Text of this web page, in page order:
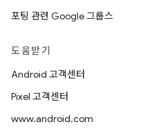
포팅 관련 Google 그룹스
도움받기
Android 고객센터
Pixel 고객센터
www.android.com